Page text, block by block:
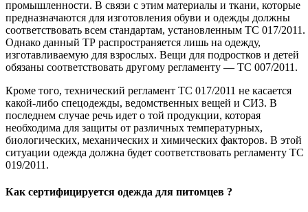
промышленности. В связи с этим материалы и ткани, которые
предназначаются для изготовления обуви и одежды должны
соответствовать всем стандартам, установленным ТС 017/2011.
Однако данный ТР распространяется лишь на одежду,
изготавливаемую для взрослых. Вещи для подростков и детей
обязаны соответствовать другому регламенту — ТС 007/2011.
Кроме того, технический регламент ТС 017/2011 не касается
какой-либо спецодежды, ведомственных вещей и СИЗ. В
последнем случае речь идет о той продукции, которая
необходима для защиты от различных температурных,
биологических, механических и химических факторов. В этой
ситуации одежда должна будет соответствовать регламенту ТС
019/2011.
Как сертифицируется одежда для питомцев ?